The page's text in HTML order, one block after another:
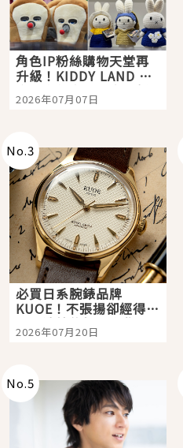
角色IP粉絲購物天堂再
升級！KIDDY LAND 原
宿店吉伊卡哇迎客，新
開幕 OMOKADO 店3分
2026年07月07日
No.3
必買日系腕錶品牌
KUOE！不張揚卻經得起
時間洗鍊的經典之作五
選
2026年07月20日
No.5